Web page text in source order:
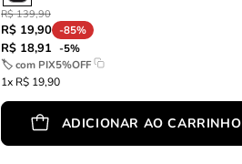
R$ 139,90
R$ 19,90 -85%
R$ 18,91 -5%
🏷 com PIX5%OFF
1x R$ 19,90
ADICIONAR AO CARRINHO